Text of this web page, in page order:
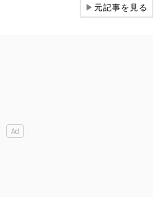
▶元記事を見る